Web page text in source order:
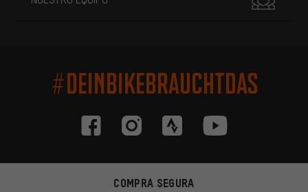
#DEINBIKEBRAUCHTDAS
COMPRA SEGURA